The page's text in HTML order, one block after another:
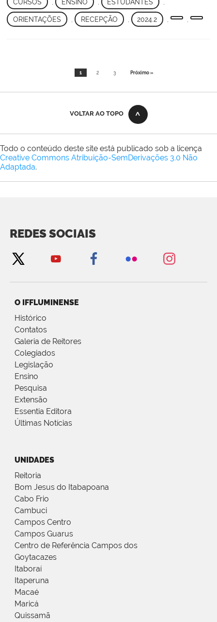
CURSOS ENSINO ESTUDANTES
ORIENTAÇÕES RECEPÇÃO 2024.2 ,
1 2 3 Próximo »
VOLTAR AO TOPO
Todo o conteúdo deste site está publicado sob a licença
Creative Commons Atribuição-SemDerivações 3.0 Não
Adaptada.
REDES SOCIAIS
O IFFLUMINENSE
Histórico
Contatos
Galeria de Reitores
Colegiados
Legislação
Ensino
Pesquisa
Extensão
Essentia Editora
Últimas Notícias
UNIDADES
Reitoria
Bom Jesus do Itabapoana
Cabo Frio
Cambuci
Campos Centro
Campos Guarus
Centro de Referência Campos dos
Goytacazes
Itaboraí
Itaperuna
Macaé
Maricá
Quissamã